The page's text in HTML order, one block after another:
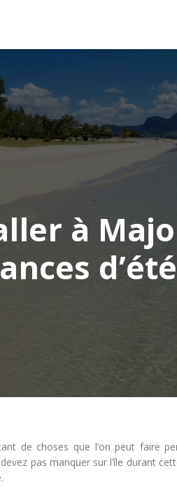
à
d’été
de choses que l’on peut faire
pas manquer sur l’île durant